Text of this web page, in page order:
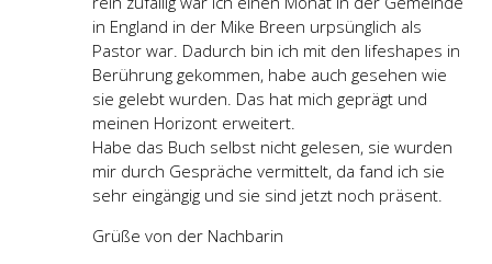
in England in der Mike Breen urpsünglich als
Pastor war. Dadurch bin ich mit den lifeshapes in
Berührung gekommen, habe auch gesehen wie
sie gelebt wurden. Das hat mich geprägt und
meinen Horizont erweitert.
Habe das Buch selbst nicht gelesen, sie wurden
mir durch Gespräche vermittelt, da fand ich sie
sehr eingängig und sie sind jetzt noch präsent.
Grüße von der Nachbarin